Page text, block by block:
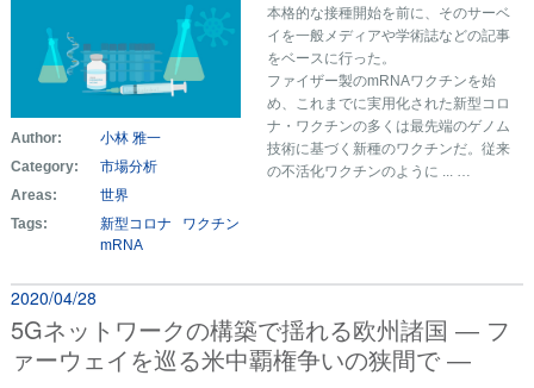
本格的な接種開始を前に、そのサーベ
イを一般メディアや学術誌などの記事
をベースに行った。
ファイザー製のmRNAワクチンを始
め、これまでに実用化された新型コロ
ナ・ワクチンの多くは最先端のゲノム
技術に基づく新種のワクチンだ。従来
の不活化ワクチンのように ... …
Author:
小林 雅一
Category:
市場分析
Areas:
世界
Tags:
新型コロナ
ワクチン
mRNA
2020/04/28
5Gネットワークの構築で揺れる欧州諸国 ― フ
ァーウェイを巡る米中覇権争いの狭間で ―